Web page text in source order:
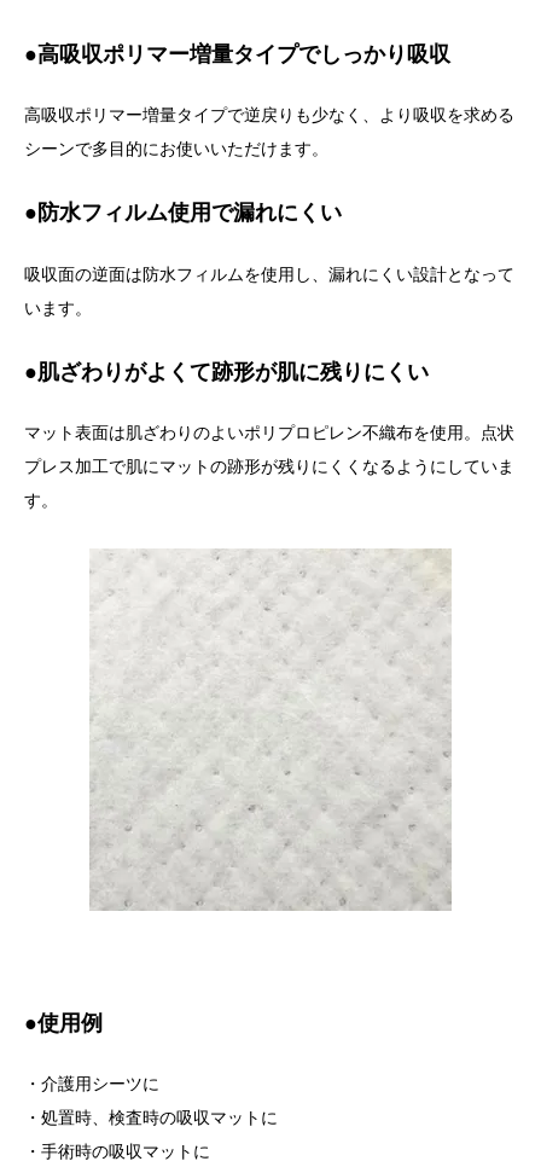
●高吸収ポリマー増量タイプでしっかり吸収
高吸収ポリマー増量タイプで逆戻りも少なく、より吸収を求める
シーンで多目的にお使いいただけます。
●防水フィルム使用で漏れにくい
吸収面の逆面は防水フィルムを使用し、漏れにくい設計となって
います。
●肌ざわりがよくて跡形が肌に残りにくい
マット表面は肌ざわりのよいポリプロピレン不織布を使用。点状
プレス加工で肌にマットの跡形が残りにくくなるようにしていま
す。
●使用例
・介護用シーツに
・処置時、検査時の吸収マットに
・手術時の吸収マットに